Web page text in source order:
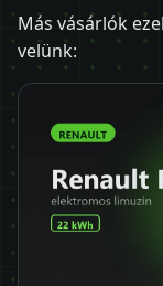
Más vásárlók
velünk: